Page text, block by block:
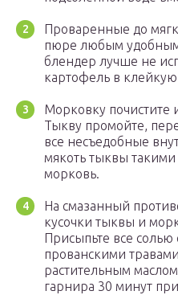
Проваренные до
пюре любым
блендер лучше не
картофель в клейкую
Морковку почистите
Тыкву промойте,
все несъедобные
мякоть тыквы
морковь.
На смазанный
кусочки тыквы и
Присыпьте все солью
прованскими
растительным
гарнира 30 минут